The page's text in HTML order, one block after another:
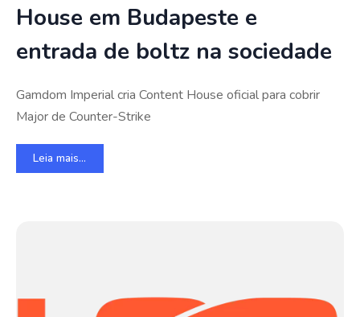
House em Budapeste e
entrada de boltz na sociedade
Gamdom Imperial cria Content House oficial para cobrir
Major de Counter-Strike
Leia mais...